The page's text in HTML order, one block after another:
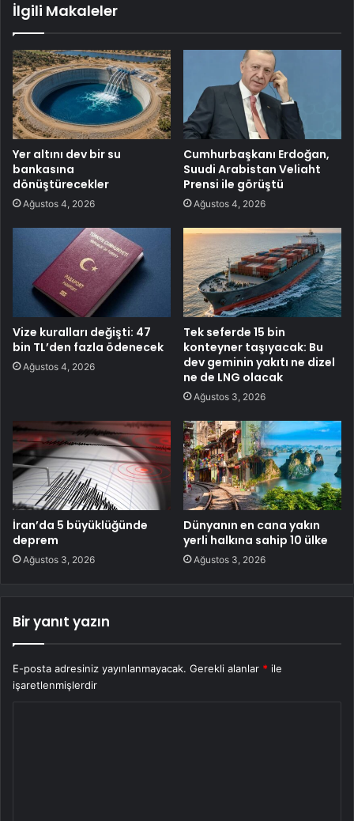
İlgili Makaleler
Yer altını dev bir su
bankasına
dönüştürecekler
Ağustos 4, 2026
Cumhurbaşkanı Erdoğan,
Suudi Arabistan Veliaht
Prensi ile görüştü
Ağustos 4, 2026
Vize kuralları değişti: 47
bin TL’den fazla ödenecek
Ağustos 4, 2026
Tek seferde 15 bin
konteyner taşıyacak: Bu
dev geminin yakıtı ne dizel
ne de LNG olacak
Ağustos 3, 2026
İran’da 5 büyüklüğünde
deprem
Ağustos 3, 2026
Dünyanın en cana yakın
yerli halkına sahip 10 ülke
Ağustos 3, 2026
Bir yanıt yazın
E-posta adresiniz yayınlanmayacak. Gerekli alanlar * ile
işaretlenmişlerdir